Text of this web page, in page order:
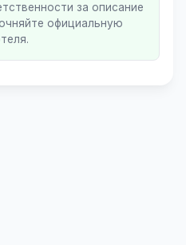
за описание
официальную